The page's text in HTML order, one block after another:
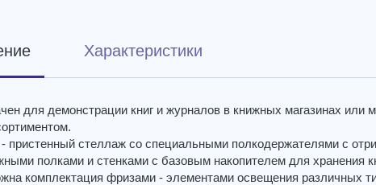
Характеристики
для демонстрации книг и журналов в книжных магазинах или
пристенный стеллаж со специальными полкодержателями с
полками и стенками с базовым накопителем для хранения
комплектация фризами - элементами освещения различных